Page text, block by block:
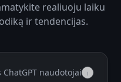
realiuoju laiku
ir tendencijas.
naudotojai i